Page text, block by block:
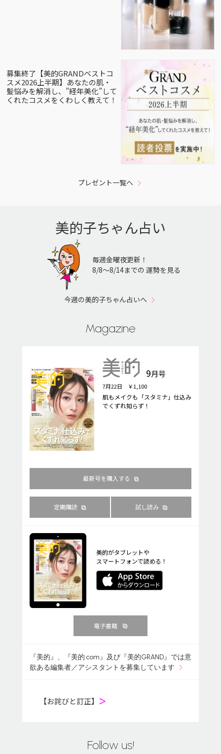
募集終了【美的GRANDベストコ
スメ2026上半期】あなたの肌・
髪悩みを解消し、”経年美化”して
くれたコスメをくわしく教えて！
プレゼント一覧へ
美的子ちゃん占い
毎週金曜夜更新！
8/8〜8/14までの 運勢を見る
今週の美的子ちゃん占いへ
Magazine
9月号
7月22日 ￥1,100
肌もメイクも「スタミナ」仕込み
でくずれ知らず！
最新号を購入する
定期購読 試し読み
美的がタブレットや
スマートフォンで読める！
電子書籍
『美的』、『美的.com』及び『美的GRAND』では意
欲ある編集者／アシスタントを募集しています
【お詫びと訂正】 ＞
Follow us!